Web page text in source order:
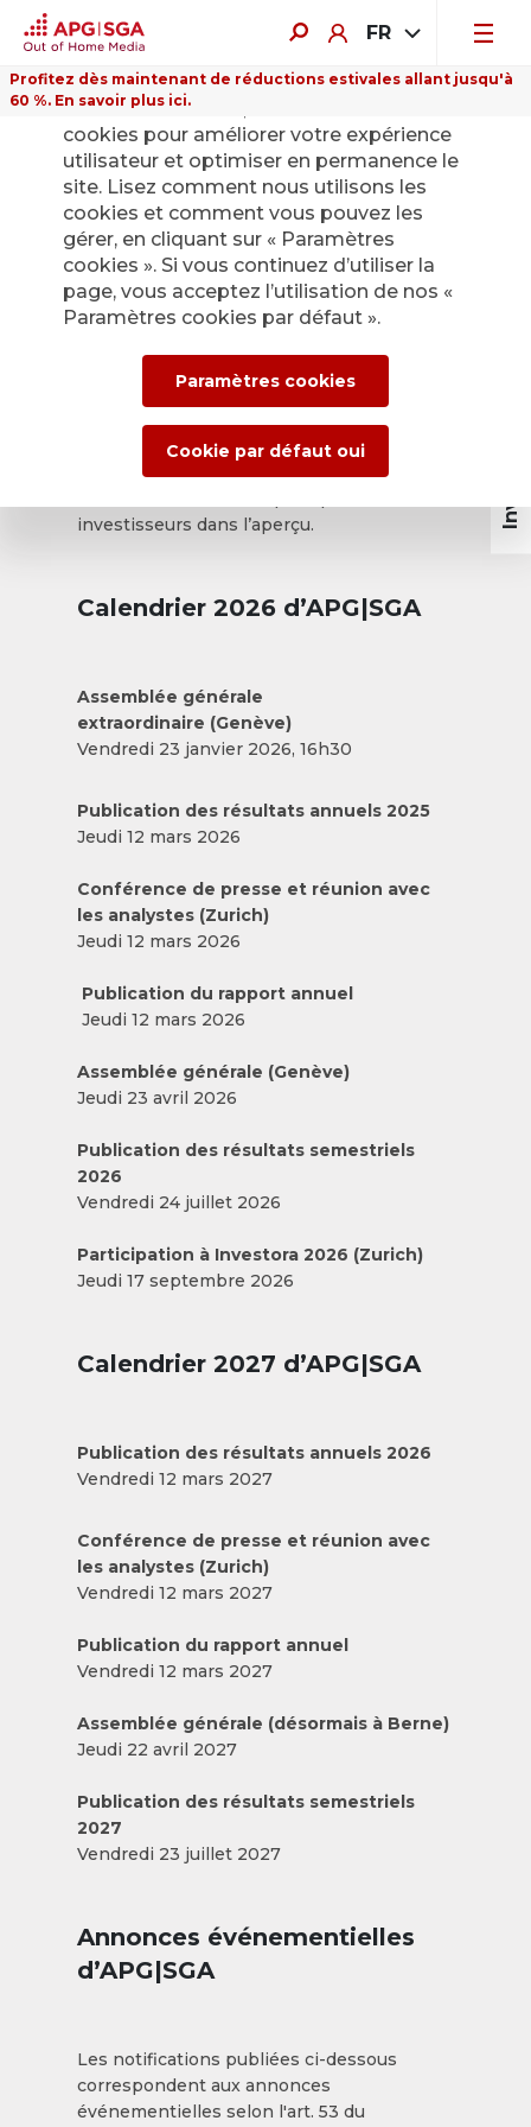
FR
Profitez dès maintenant de réductions estivales allant jusqu'à
60 %. En savoir plus ici.
APG|SGA
Calendrier
annonces
événementielles.
Vous trouverez ici le calendrier et les
communiqués actuels d’APG|SGA, ainsi que
investisseurs dans l’aperçu.
Calendrier 2026 d’APG|SGA
Assemblée générale
extraordinaire (Genève)
Vendredi 23 janvier 2026, 16h30
Publication des résultats annuels 2025
Jeudi 12 mars 2026
Conférence de presse et réunion avec
les analystes (Zurich)
Jeudi 12 mars 2026
Publication du rapport annuel
Jeudi 12 mars 2026
Assemblée générale (Genève)
Jeudi 23 avril 2026
Publication des résultats semestriels
2026
Vendredi 24 juillet 2026
Participation à Investora 2026 (Zurich)
Jeudi 17 septembre 2026
Calendrier 2027 d’APG|SGA
Publication des résultats annuels 2026
Vendredi 12 mars 2027
Conférence de presse et réunion avec
les analystes (Zurich)
Vendredi 12 mars 2027
Publication du rapport annuel
Vendredi 12 mars 2027
Assemblée générale (désormais à Berne)
Jeudi 22 avril 2027
Publication des résultats semestriels
2027
Vendredi 23 juillet 2027
Annonces événementielles
d’APG|SGA
Les notifications publiées ci-dessous
correspondent aux annonces
événementielles selon l'art. 53 du
Sur ce site Internet, nous utilisons des
cookies pour améliorer votre expérience
utilisateur et optimiser en permanence le
site. Lisez comment nous utilisons les
cookies et comment vous pouvez les
gérer, en cliquant sur « Paramètres
cookies ». Si vous continuez d’utiliser la
page, vous acceptez l’utilisation de nos «
Paramètres cookies par défaut ».
Paramètres cookies
Cookie par défaut oui